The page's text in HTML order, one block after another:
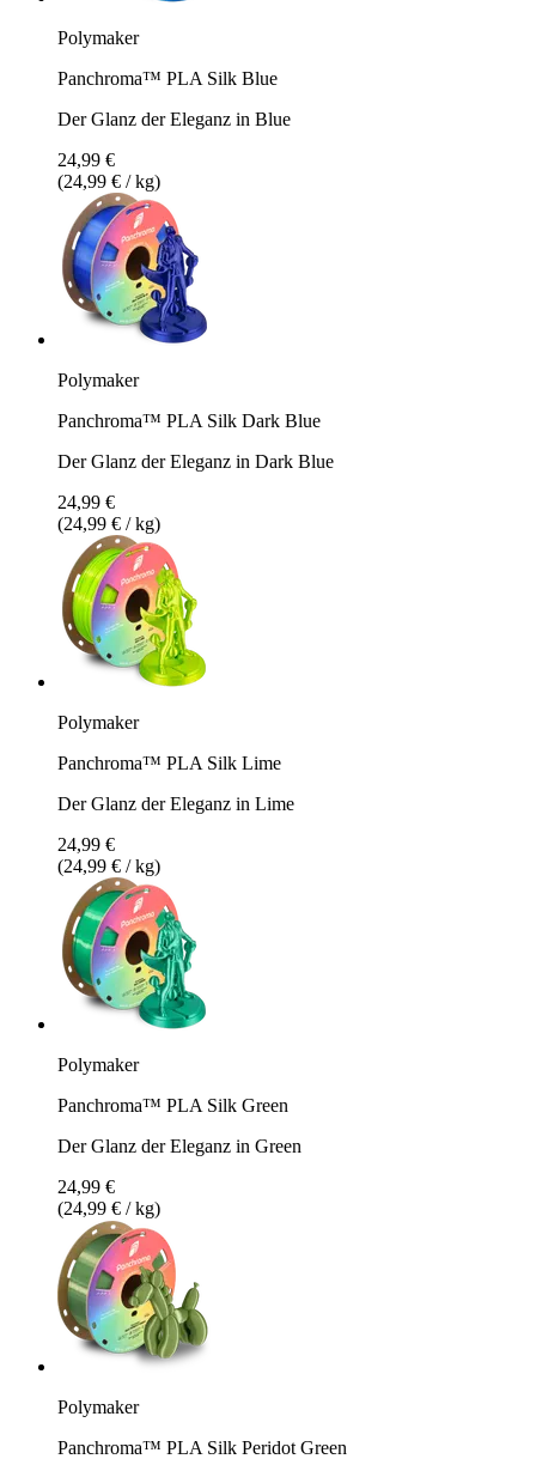
Polymaker
Panchroma™ PLA Silk Blue
Der Glanz der Eleganz in Blue
24,99 €
(24,99 € / kg)
Polymaker
Panchroma™ PLA Silk Dark Blue
Der Glanz der Eleganz in Dark Blue
24,99 €
(24,99 € / kg)
Polymaker
Panchroma™ PLA Silk Lime
Der Glanz der Eleganz in Lime
24,99 €
(24,99 € / kg)
Polymaker
Panchroma™ PLA Silk Green
Der Glanz der Eleganz in Green
24,99 €
(24,99 € / kg)
Polymaker
Panchroma™ PLA Silk Peridot Green